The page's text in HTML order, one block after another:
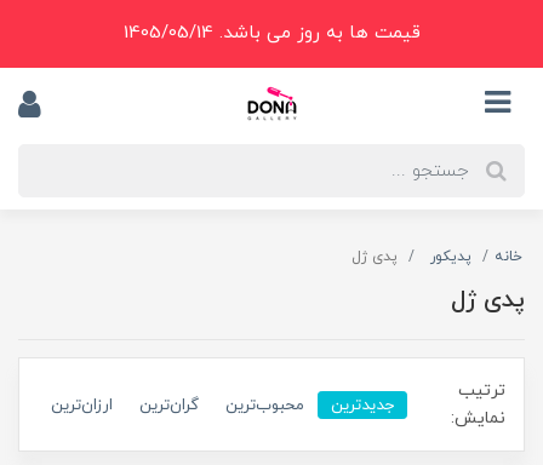
قیمت ها به روز می باشد. 1405/05/14
خانه پدیکور پدی ژل
پدی ژل
ترتیب
نمایش:
جدیدترین محبوب‌ترین گران‌ترین ارزان‌ترین